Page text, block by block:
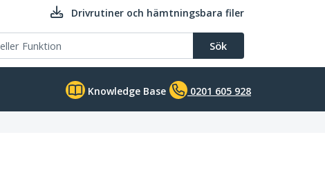
Drivrutiner och hämtningsbara filer
Sök
Knowledge Base 0201 605 928